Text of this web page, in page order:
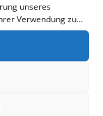
unseres
Verwendung zu...